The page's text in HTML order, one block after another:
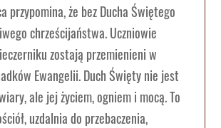
przypomina, że bez Ducha Świętego
chrześcijaństwa. Uczniowie
zostają przemienieni w
Ewangelii. Duch Święty nie jest
ale jej życiem, ogniem i mocą. To
uzdalnia do przebaczenia,